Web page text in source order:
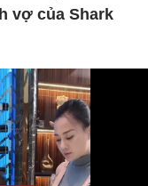
vợ của Shark